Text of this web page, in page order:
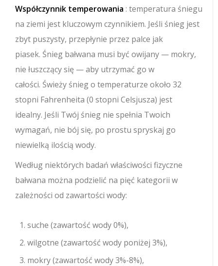
Współczynnik temperowania : temperatura śniegu
na ziemi jest kluczowym czynnikiem. Jeśli śnieg jest
zbyt puszysty, przepłynie przez palce jak
piasek. Śnieg bałwana musi być owijany — mokry,
nie łuszczący się — aby utrzymać go w
całości. Świeży śnieg o temperaturze około 32
stopni Fahrenheita (0 stopni Celsjusza) jest
idealny. Jeśli Twój śnieg nie spełnia Twoich
wymagań, nie bój się, po prostu spryskaj go
niewielką ilością wody.
Według niektórych badań właściwości fizyczne
bałwana można podzielić na pięć kategorii w
zależności od zawartości wody:
suche (zawartość wody 0%),
wilgotne (zawartość wody poniżej 3%),
mokry (zawartość wody 3%-8%),